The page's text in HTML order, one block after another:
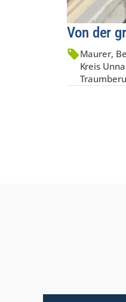
Von der
Maurer,
Kreis